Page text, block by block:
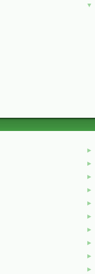
▼
►
►
►
►
►
►
►
►
►
►